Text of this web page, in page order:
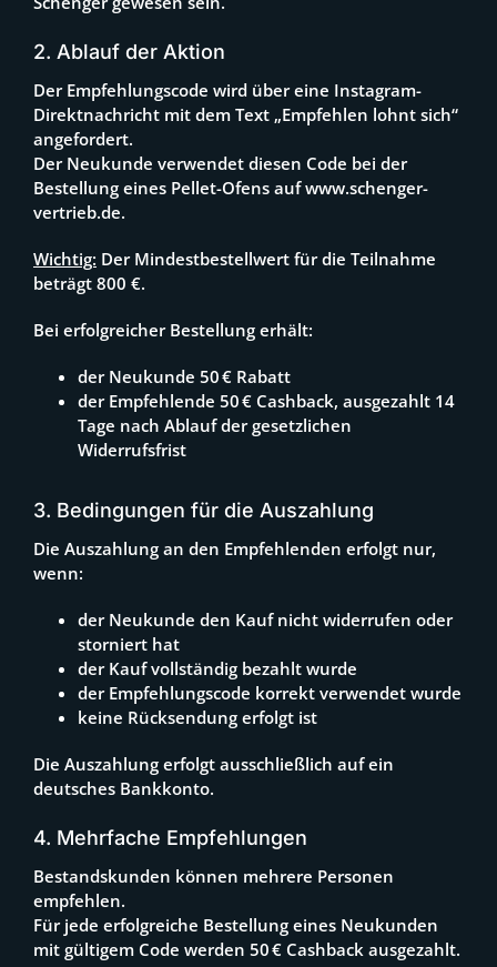
2. Ablauf der Aktion
Der Empfehlungscode wird über eine Instagram-
Direktnachricht mit dem Text „Empfehlen lohnt sich“
angefordert.
Der Neukunde verwendet diesen Code bei der
Bestellung eines Pellet-Ofens auf www.schenger-
vertrieb.de.
Wichtig: Der Mindestbestellwert für die Teilnahme
beträgt 800 €.
Bei erfolgreicher Bestellung erhält:
der Neukunde 50 € Rabatt
der Empfehlende 50 € Cashback, ausgezahlt 14
Tage nach Ablauf der gesetzlichen
Widerrufsfrist
3. Bedingungen für die Auszahlung
Die Auszahlung an den Empfehlenden erfolgt nur,
wenn:
der Neukunde den Kauf nicht widerrufen oder
storniert hat
der Kauf vollständig bezahlt wurde
der Empfehlungscode korrekt verwendet wurde
keine Rücksendung erfolgt ist
Die Auszahlung erfolgt ausschließlich auf ein
deutsches Bankkonto.
4. Mehrfache Empfehlungen
Bestandskunden können mehrere Personen
empfehlen.
Für jede erfolgreiche Bestellung eines Neukunden
mit gültigem Code werden 50 € Cashback ausgezahlt.